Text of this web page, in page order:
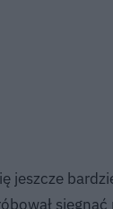
jeszcze